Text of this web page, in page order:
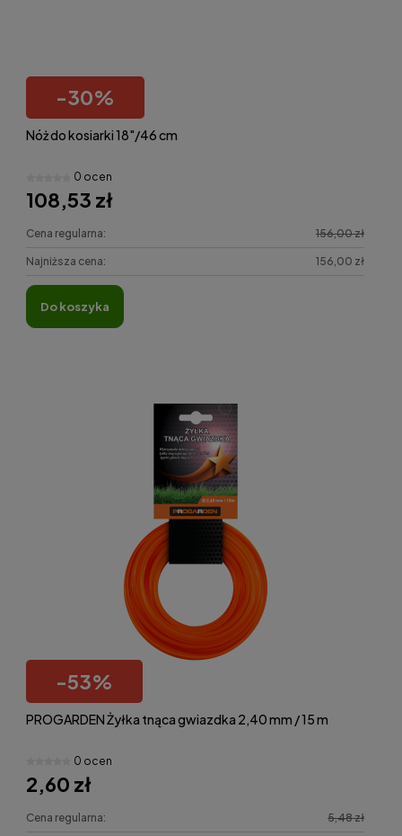
-30%
Nóż do kosiarki 18"/46 cm
0 ocen
108,53 zł
Cena regularna: 156,00 zł
Najniższa cena: 156,00 zł
do koszyka
-53%
PROGARDEN Żyłka tnąca gwiazdka 2,40 mm / 15 m
0 ocen
2,60 zł
Cena regularna: 5,48 zł